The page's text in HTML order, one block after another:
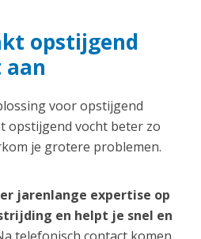
opstijgend
voor opstijgend
opstijgend vocht beter zo
je grotere problemen.
jarenlange expertise op
en helpt je snel en